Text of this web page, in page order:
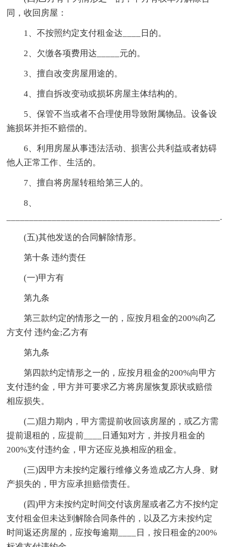
同，收回房屋：
1、不按照约定支付租金达____日的。
2、欠缴各项费用达_____元的。
3、擅自改变房屋用途的。
4、擅自拆改变动或损坏房屋主体结构的。
5、保管不当或者不合理使用导致附属物品。设备设
施损坏并拒不赔偿的。
6、利用房屋从事违法活动、损害公共利益或者妨碍
他人正常工作、生活的。
7、擅自将房屋转租给第三人的。
8、
_______________________________________________.
(五)其他发送的合同解除情形。
第十条 违约责任
(一)甲方有
第九条
第三款约定的情形之一的，应按月租金的200%向乙
方支付 违约金;乙方有
第九条
第四款约定情形之一的，应按月租金的200%向甲方
支付违约金，甲方并可要求乙方将房屋恢复原状或赔偿
相应损失。
(二)阻力期内，甲方需提前收回该房屋的，或乙方需
提前退租的，应提前____日通知对方，并按月租金的
200%支付违约金，甲方还应兑换相应的租金。
(三)因甲方未按约定履行维修义务造成乙方人身、财
产损失的，甲方应承担赔偿责任。
(四)甲方未按约定时间交付该房屋或者乙方不按约定
支付租金但未达到解除合同条件的，以及乙方未按约定
时间返还房屋的，应按每逾期____日，按日租金的200%